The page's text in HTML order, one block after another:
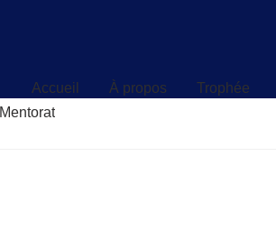
Accueil À propos
Trophée
Mentorat